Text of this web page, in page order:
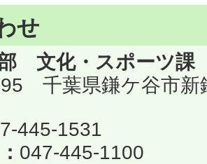
せ
文化・スポーツ
千葉県鎌ケ谷市
445-1531
047-445-1100